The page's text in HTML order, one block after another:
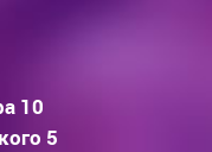
10
5